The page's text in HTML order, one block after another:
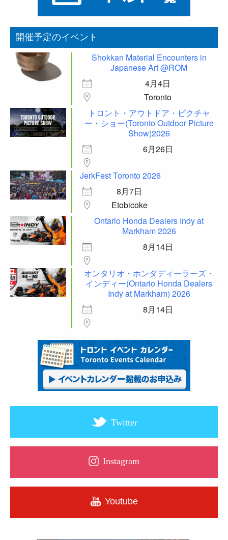
開催予定のイベント
Shokkan Material Encounters in
Japanese Art @ROM
4月4日
Toronto
トロント・アウトドア・ピクチャ
ー・ショー(Toronto Outdoor Picture
Show)2026
6月26日
JerkFest Toronto 2026
8月7日
Etobicoke
Ontario Honda Dealers Indy at
Markham 2026
8月14日
オンタリオ・ホンダディーラーズ・
インディー(Ontario Honda Dealers
Indy at Markham) 2026
8月14日
Twitter
Instagram
Youtube